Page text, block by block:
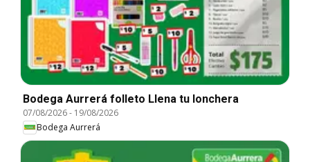
Bodega Aurrerá folleto Llena tu lonchera
07/08/2026- 19/08/2026
Bodega Aurrerá